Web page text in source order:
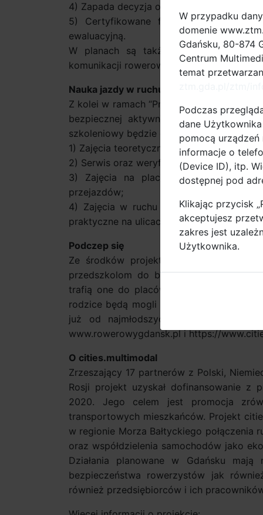
4) Zapada decyzja odnośnie certyfikatu
5) Certyfikowane firmy kontynuują
ewaluacyjną.
W planach są także badania wśród
komunikacji rowerowej i multimodalności
Nauka jazdy w ruchu ulicznym
Z kolei w ramach “Programu nauki jazdy
bezpiecznej aktywności mobilnej
szkoleniowy będzie obejmował:
1) Zajęcia teoretyczne;
2) Serwis oraz weryfikację sprawności
3) Zajęcia na placu lub boisku
przejazdów;
4) Zajęcia w ruchu ulicznym, w tym
praktyczne na ulicach o niewielkim
Podczep się
Ze środków projektu zakupiono
przedszkolom do bezpłatnego
trafią one do placówek położonych w
rodzice będą mogli spędzić aktywnie
już od najmłodszych lat. Więcej
www.rowerowygdansk.pl i https://
O cities.multimodal
Zrzeszający 17 partnerów z Polski,
Rosji projekt uzyskał dofinansowanie z
2020. Jego celem jest promocja
transportowych mieszkańców. Projekt
w regionie Morza Bałtyckiego
oraz współdzielenia samochodów jako
Działania planowane w Gdańsku
bezpieczeństwa rowerzystów jak
również przedsiębiorców i ich
W przypadku
domenie
Gdańsku, 80-874
Centrum
temat
Podczas
dane
pomocą
informacje o
(Device ID), itp.
dostępnej pod
Klikając przycisk
akceptujesz
zakres jest
Użytkownika.